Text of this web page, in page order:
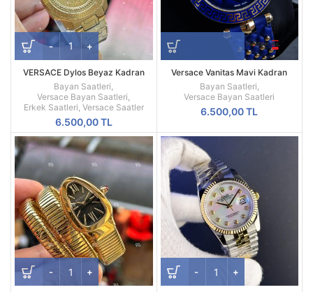
VERSACE Dylos Beyaz Kadran
Sarı Kasa
Bayan Saatleri
Versace Bayan Saatleri
Erkek Saatleri Versace Saatler
6.500,00TL
Versace Vanitas Mavi Kadran
Replika Bayan Kol Saati
Bayan Saatleri
Versace Bayan Saatleri
6.500,00TL